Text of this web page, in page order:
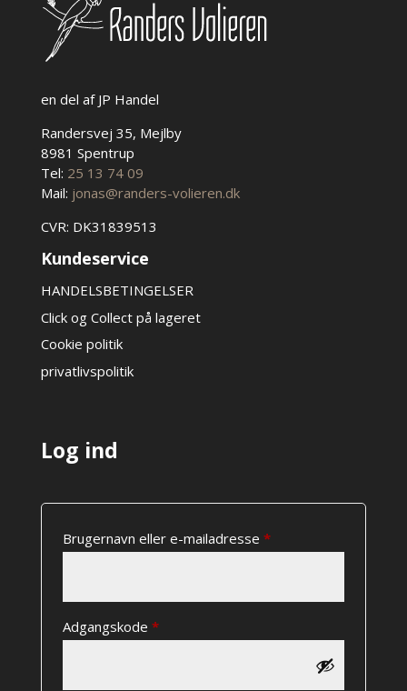
en del af JP Handel
Randersvej 35, Mejlby
8981 Spentrup
Tel: 25 13 74 09
Mail: jonas@randers-volieren.dk
CVR: DK31839513
Kundeservice
HANDELSBETINGELSER
Click og Collect på lageret
Cookie politik
privatlivspolitik
Log ind
Brugernavn eller e-mailadresse *Påkrævet
Adgangskode *Påkrævet